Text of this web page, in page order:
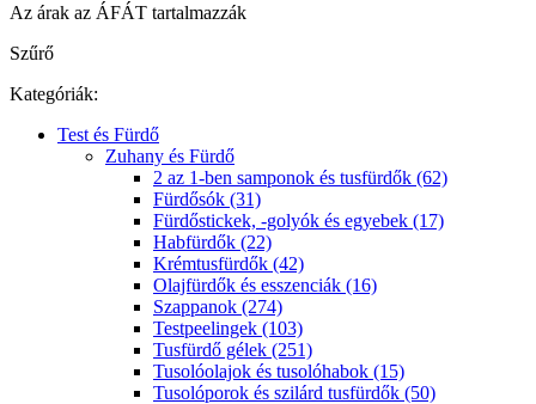
Az árak az ÁFÁT tartalmazzák
Szűrő
Kategóriák:
Test és Fürdő
Zuhany és Fürdő
2 az 1-ben samponok és tusfürdők (62)
Fürdősók (31)
Fürdőstickek, -golyók és egyebek (17)
Habfürdők (22)
Krémtusfürdők (42)
Olajfürdők és esszenciák (16)
Szappanok (274)
Testpeelingek (103)
Tusfürdő gélek (251)
Tusolóolajok és tusolóhabok (15)
Tusolóporok és szilárd tusfürdők (50)